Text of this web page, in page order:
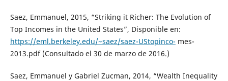
Saez, Emmanuel, 2015, “Striking it Richer: The Evolution of
Top Incomes in the United States”, Disponible en:
https://eml.berkeley.edu/~saez/saez-UStopinco- mes-
2013.pdf (Consultado el 30 de marzo de 2016.)
Saez, Emmanuel y Gabriel Zucman, 2014, “Wealth Inequality